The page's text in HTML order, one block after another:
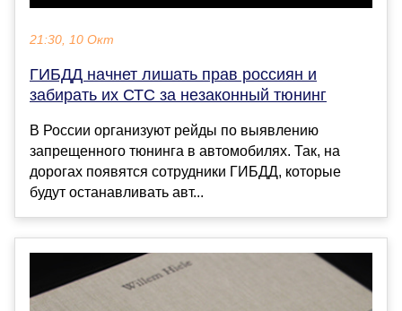
21:30, 10 Окт
ГИБДД начнет лишать прав россиян и
забирать их СТС за незаконный тюнинг
В России организуют рейды по выявлению
запрещенного тюнинга в автомобилях. Так, на
дорогах появятся сотрудники ГИБДД, которые
будут останавливать авт...